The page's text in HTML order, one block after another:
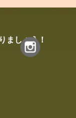
ましょう！